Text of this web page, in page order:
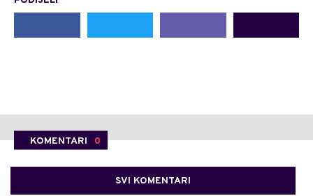
KOMENTARI 0
SVI KOMENTARI